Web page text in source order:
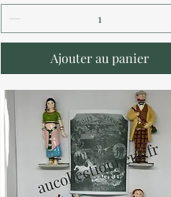
Ajouter au panier